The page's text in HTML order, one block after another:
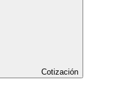
Cotización